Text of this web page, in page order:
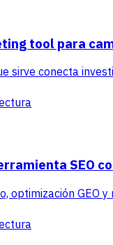
tool para
sirve conecta
SEO
optimización GEO